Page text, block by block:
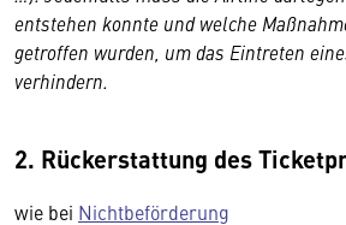
entstehen konnte und welche
getroffen wurden, um das Eintreten
verhindern.
2. Rückerstattung des
wie bei Nichtbeförderung